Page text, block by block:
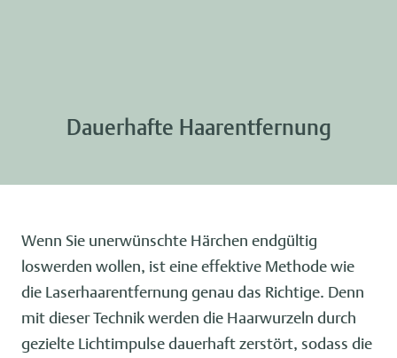
Dauerhafte Haarentfernung
Wenn Sie unerwünschte Härchen endgültig
loswerden wollen, ist eine effektive Methode wie
die Laserhaarentfernung genau das Richtige. Denn
mit dieser Technik werden die Haarwurzeln durch
gezielte Lichtimpulse dauerhaft zerstört, sodass die